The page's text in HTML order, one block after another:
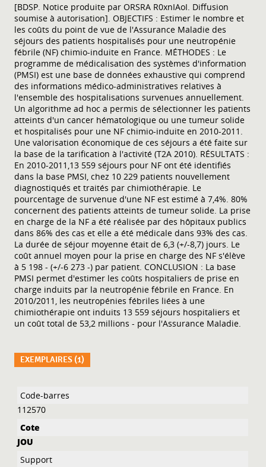
[BDSP. Notice produite par ORSRA R0xnIAoI. Diffusion
soumise à autorisation]. OBJECTIFS : Estimer le nombre et
les coûts du point de vue de l'Assurance Maladie des
séjours des patients hospitalisés pour une neutropénie
fébrile (NF) chimio-induite en France. MÉTHODES : Le
programme de médicalisation des systèmes d'information
(PMSI) est une base de données exhaustive qui comprend
des informations médico-administratives relatives à
l'ensemble des hospitalisations survenues annuellement.
Un algorithme ad hoc a permis de sélectionner les patients
atteints d'un cancer hématologique ou une tumeur solide
et hospitalisés pour une NF chimio-induite en 2010-2011.
Une valorisation économique de ces séjours a été faite sur
la base de la tarification à l'activité (T2A 2010). RÉSULTATS :
En 2010-2011,13 559 séjours pour NF ont été identifiés
dans la base PMSI, chez 10 229 patients nouvellement
diagnostiqués et traités par chimiothérapie. Le
pourcentage de survenue d'une NF est estimé à 7,4%. 80%
concernent des patients atteints de tumeur solide. La prise
en charge de la NF a été réalisée par des hôpitaux publics
dans 86% des cas et elle a été médicale dans 93% des cas.
La durée de séjour moyenne était de 6,3 (+/-8,7) jours. Le
coût annuel moyen pour la prise en charge des NF s'élève
à 5 198 - (+/-6 273 -) par patient. CONCLUSION : La base
PMSI permet d'estimer les coûts hospitaliers de prise en
charge induits par la neutropénie fébrile en France. En
2010/2011, les neutropénies fébriles liées à une
chimiothérapie ont induits 13 559 séjours hospitaliers et
un coût total de 53,2 millions - pour l'Assurance Maladie.
EXEMPLAIRES (1)
Liste des exemplaires
112570
JOU